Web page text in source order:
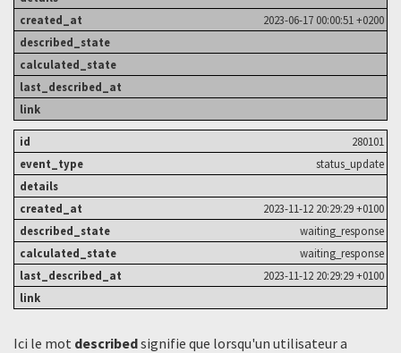
2023-06-17 00:00:51 +0200
280101
status_update
2023-11-12 20:29:29 +0100
waiting_response
waiting_response
2023-11-12 20:29:29 +0100
Ici le mot describedsignifie que lorsqu'un utilisateur a